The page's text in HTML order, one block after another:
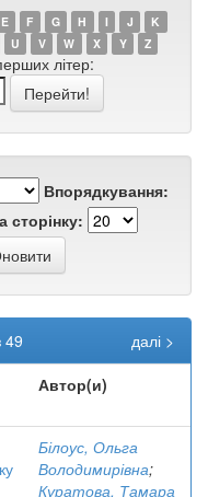
E F G H I J
K
U V W X Y Z
літер:
Впорядкування:
сторінку:
49
далі >
Автор(и)
Білоус, Ольга
Володимирівна;
Куратова, Тамара